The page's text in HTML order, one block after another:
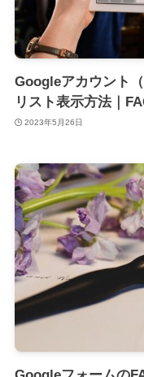
Googleアカウント
リスト表示方法｜
2023年5月26日